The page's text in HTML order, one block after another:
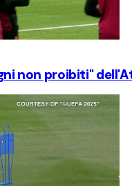
non proibiti"